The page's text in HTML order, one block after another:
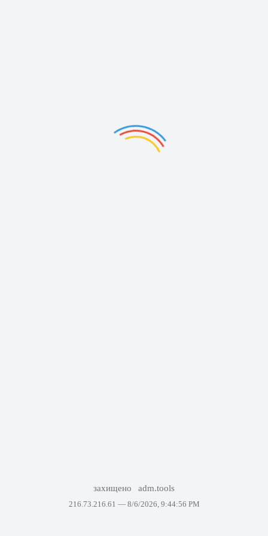
захищено adm.tools
216.73.216.61 — 8/6/2026, 9:44:56 PM